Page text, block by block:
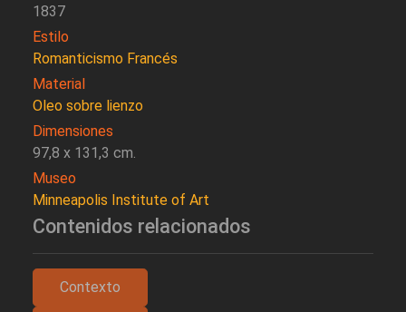
1837
Estilo
Romanticismo Francés
Material
Oleo sobre lienzo
Dimensiones
97,8 x 131,3 cm.
Museo
Minneapolis Institute of Art
Contenidos relacionados
Contexto